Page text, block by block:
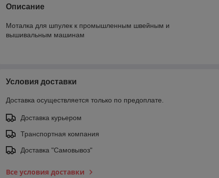
Описание
Моталка для шпулек к промышленным швейным и
вышивальным машинам
Условия доставки
Доставка осуществляется только по предоплате.
Доставка курьером
Транспортная компания
Доставка "Самовывоз"
Все условия доставки